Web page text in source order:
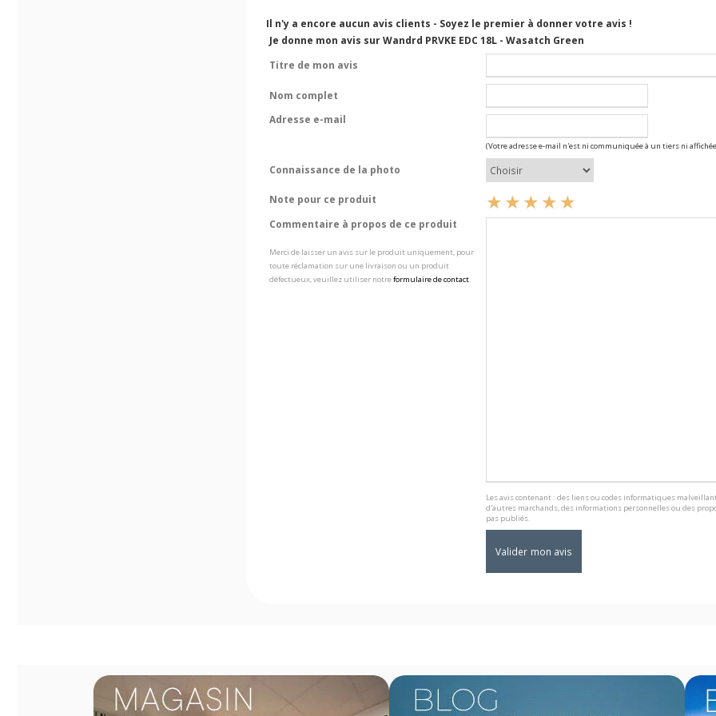
Il n'y a encore aucun avis clients - Soyez le premier à donner votre avis !
Je donne mon avis sur Wandrd PRVKE EDC 18L - Wasatch Green
Titre de mon avis
Nom complet
Adresse e-mail
(Votre adresse e-mail n'est ni communiquée à un tiers ni
Connaissance de la photo
Note pour ce produit
Commentaire à propos de ce produit
Merci de laisser un avis sur le produit uniquement, pour
toute réclamation sur une livraison ou un produit
défectueux, veuillez utiliser notreformulaire de contact.
Les avis contenant : des liens ou codes informatiques
d'autres marchands, des informations personnelles ou des
pas publiés.